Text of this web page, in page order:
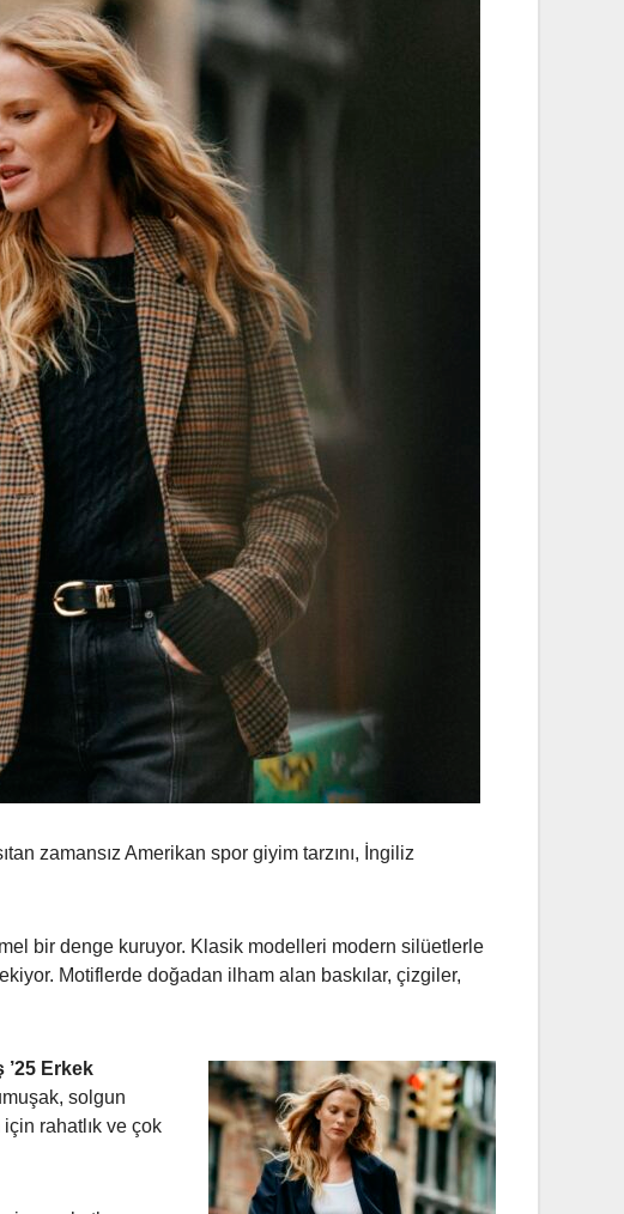
zamansız Amerikan spor giyim tarzını, İngiliz
bir denge kuruyor. Klasik modelleri modern silüetlerle
Motiflerde doğadan ilham alan baskılar, çizgiler,
’25 Erkek
solgun
rahatlık ve çok